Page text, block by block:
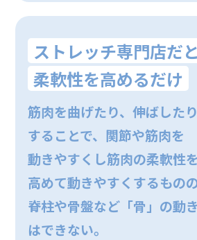
ストレッチ専門店だと
柔軟性を高めるだけ
筋肉を曲げたり、伸ばしたり
することで、関節や筋肉を
動きやすくし筋肉の柔軟性を
高めて動きやすくするもの
脊柱や骨盤など「骨」の動
はできない。